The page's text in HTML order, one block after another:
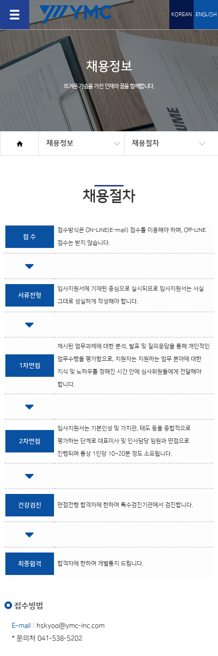
KOREAN ENGLISH
채용정보
뜨거운 가슴을 가진 인재와 꿈을 함께합니다.
채용정보 채용절차
채용절차
접 수
접수방식은 ON-LINE(E-mail) 접수를 이용해야 하며, Off-LINE
접수는 받지 않습니다.
서류전형
입사지원서에 기재된 중심으로 실시되므로 입사지원서는 사실
그대로 성실하게 작성해야 합니다.
1차면접
제시된 업무과제에 대한 분석, 발표 및 질의응답을 통해 개인적인
업무수행을 평가함으로, 지원자는 지원하는 업무 분야에 대한
지식 및 노하우를 정해진 시간 안에 심사위원들에게 전달해야
합니다.
2차면접
입사지원서는 기본인성 및 가치관, 태도 등을 종합적으로
평가하는 단계로 대표이사 및 인사담당 임원과 면접으로
진행되며 통상 1인당 10~20분 정도 소요됩니다.
건강검진 면접전형 합격자에 한하여 특수검진기관에서 검진합니다.
최종합격 합격자에 한하여 개별통지 드립니다.
접수방법
E-mail : hskyoo@ymc-inc.com
* 문의처 041-538-5202